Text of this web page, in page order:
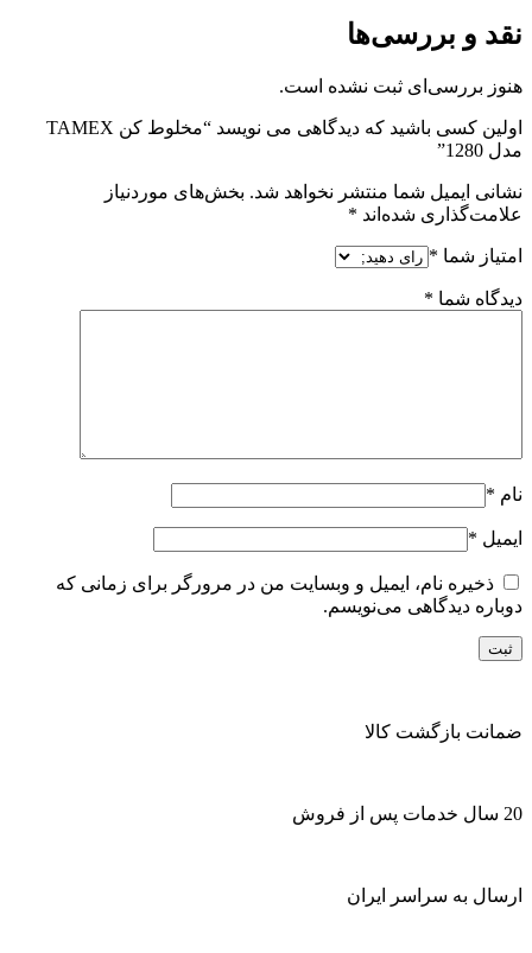
نقد و بررسی‌ها
هنوز بررسی‌ای ثبت نشده است.
اولین کسی باشید که دیدگاهی می نویسد “مخلوط‌ کن TAMEX
مدل 1280”
نشانی ایمیل شما منتشر نخواهد شد. بخش‌های موردنیاز
علامت‌گذاری شده‌اند *
امتیاز شما *
دیدگاه شما *
نام *
ایمیل *
ذخیره نام، ایمیل و وبسایت من در مرورگر برای زمانی که
دوباره دیدگاهی می‌نویسم.
ضمانت بازگشت کالا
20 سال خدمات پس از فروش
ارسال به سراسر ایران